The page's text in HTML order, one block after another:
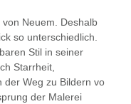
Neuem. Deshalb
so unterschiedlich.
Stil in seiner
Starrheit,
der Weg zu Bildern vo
der Malerei